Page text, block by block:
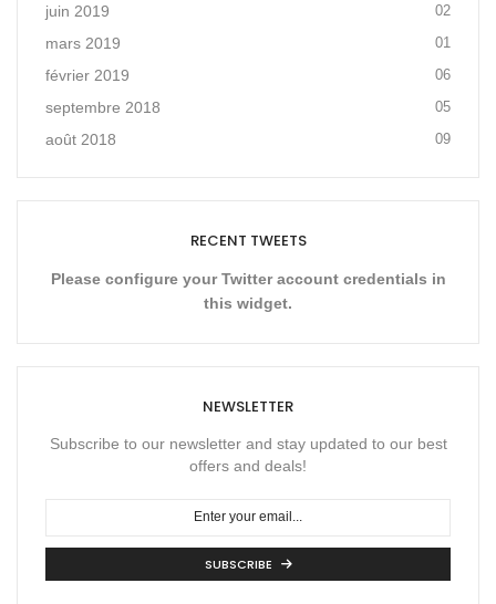
juin 2019 02
mars 2019 01
février 2019 06
septembre 2018 05
août 2018 09
RECENT TWEETS
Please configure your Twitter account credentials in
this widget.
NEWSLETTER
Subscribe to our newsletter and stay updated to our best
offers and deals!
SUBSCRIBE